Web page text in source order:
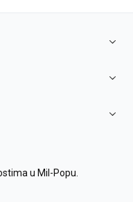
u Mil-Popu.